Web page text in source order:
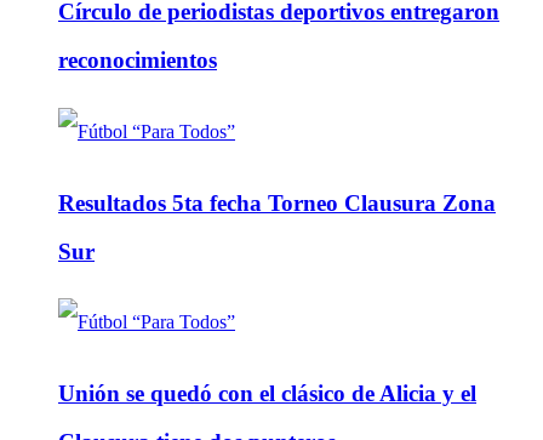
Círculo de periodistas deportivos entregaron
reconocimientos
Resultados 5ta fecha Torneo Clausura Zona
Sur
Unión se quedó con el clásico de Alicia y el